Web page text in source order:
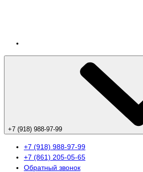
+7 (918) 988-97-99
+7 (918) 988-97-99
+7 (861) 205-05-65
Обратный звонок